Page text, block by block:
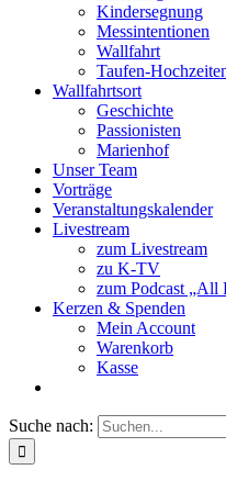
Kindersegnung
Messintentionen
Wallfahrt
Taufen-
Wallfahrtsort
Geschichte
Passionisten
Marienhof
Unser Team
Vorträge
Veranstaltungskalender
Livestream
zum Livestream
zu K-TV
zum Podcast „All
Kerzen & Spenden
Mein Account
Warenkorb
Kasse
Suche nach: